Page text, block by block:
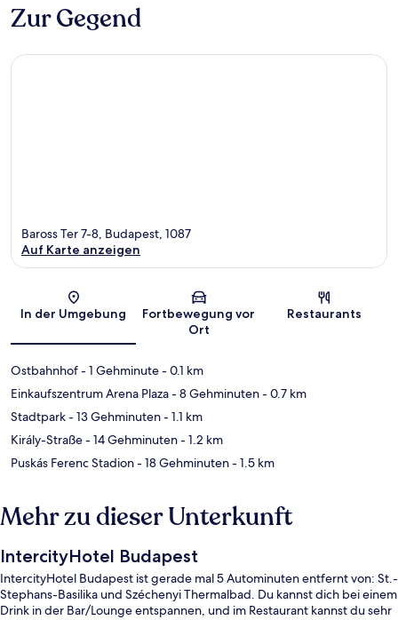
Zur Gegend
Karte
Baross Ter 7-8, Budapest, 1087
Auf Karte anzeigen
In der Umgebung
Fortbewegung vor
Ort
Restaurants
Ostbahnhof- 1 Gehminute- 0.1 km
Einkaufszentrum Arena Plaza- 8 Gehminuten- 0.7 km
Stadtpark- 13 Gehminuten- 1.1 km
Király-Straße- 14 Gehminuten- 1.2 km
Puskás Ferenc Stadion- 18 Gehminuten- 1.5 km
Mehr zu dieser Unterkunft
IntercityHotel Budapest
IntercityHotel Budapest ist gerade mal 5 Autominuten entfernt von: St.-
Stephans-Basilika und Széchenyi Thermalbad. Du kannst dich bei einem
Drink in der Bar/Lounge entspannen, und im Restaurant kannst du sehr